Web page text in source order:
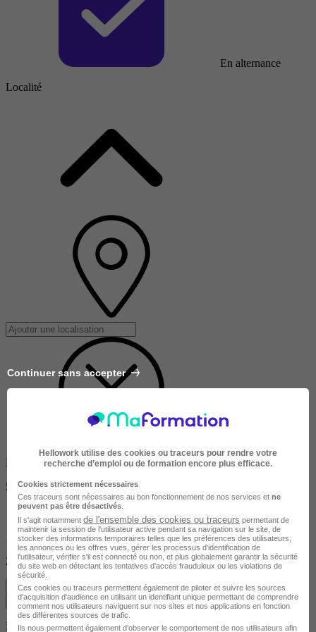
En alternance
Localité
Dans un rayon de
50km
10km
200km
Effacer
Valider
Durée de la formation
Continuer sans accepter
Hellowork utilise des cookies ou traceurs pour rendre votre
recherche d’emploi ou de formation encore plus efficace.
Cookies strictement nécessaires
Ces traceurs sont nécessaires au bon fonctionnement de nos services et ne
peuvent pas être désactivés
Il s'agit notamment de l'ensemble des cookies ou traceurs permettant de
maintenir la session de l'utilisateur active pendant sa navigation sur le site, de
stocker des informations temporaires telles que les préférences des utilisateurs,
les annonces ou les offres vues, gérer les processus d'identification de
l'utilisateur, vérifier s'il est connecté ou non, et plus globalement garantir la sécurité
du site web en détectant les tentatives d'accès frauduleux ou les violations de
sécurité.
Ces cookies ou traceurs permettent également de piloter et suivre les sources
d'acquisition d'audience en utilisant un identifiant unique permettant de comprendre
comment nos utilisateurs naviguent sur nos sites et nos applications en fonction
des différentes sources de trafic.
Ils nous permettent également d’observer le comportement de nos utilisateurs afin